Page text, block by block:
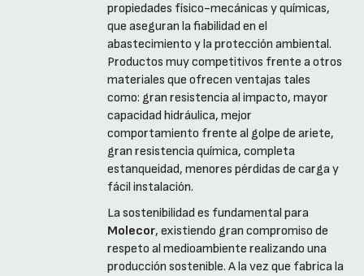
propiedades físico-mecánicas y químicas,
que aseguran la fiabilidad en el
abastecimiento y la protección ambiental.
Productos muy competitivos frente a otros
materiales que ofrecen ventajas tales
como: gran resistencia al impacto, mayor
capacidad hidráulica, mejor
comportamiento frente al golpe de ariete,
gran resistencia química, completa
estanqueidad, menores pérdidas de carga y
fácil instalación.
La sostenibilidad es fundamental para
Molecor, existiendo gran compromiso de
respeto al medioambiente realizando una
producción sostenible. A la vez que fabrica la